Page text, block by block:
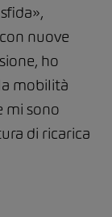
nuove
ho
mobilità
mi sono
di ricarica